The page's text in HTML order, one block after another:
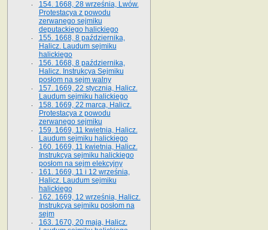
154. 1668, 28 września, Lwów.
Protestacya z powodu
zerwanego sejmiku
deputackiego halickiego
155. 1668, 8 października,
Halicz. Laudum sejmiku
halickiego
156. 1668, 8 października,
Halicz. Instrukcya Sejmiku
posłom na sejm walny
157. 1669, 22 stycznia, Halicz.
Laudum sejmiku halickiego
158. 1669, 22 marca, Halicz.
Protestacya z powodu
zerwanego sejmiku
159. 1669, 11 kwietnia, Halicz.
Laudum sejmiku halickiego
160. 1669, 11 kwietnia, Halicz.
Instrukcya sejmiku halickiego
posłom na sejm elekcyjny
161. 1669, 11 i 12 września,
Halicz. Laudum sejmiku
halickiego
162. 1669, 12 września, Halicz.
Instrukcya sejmiku posłom na
sejm
163. 1670, 20 maja, Halicz.